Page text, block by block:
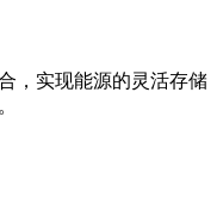
，实现能源的灵活存储